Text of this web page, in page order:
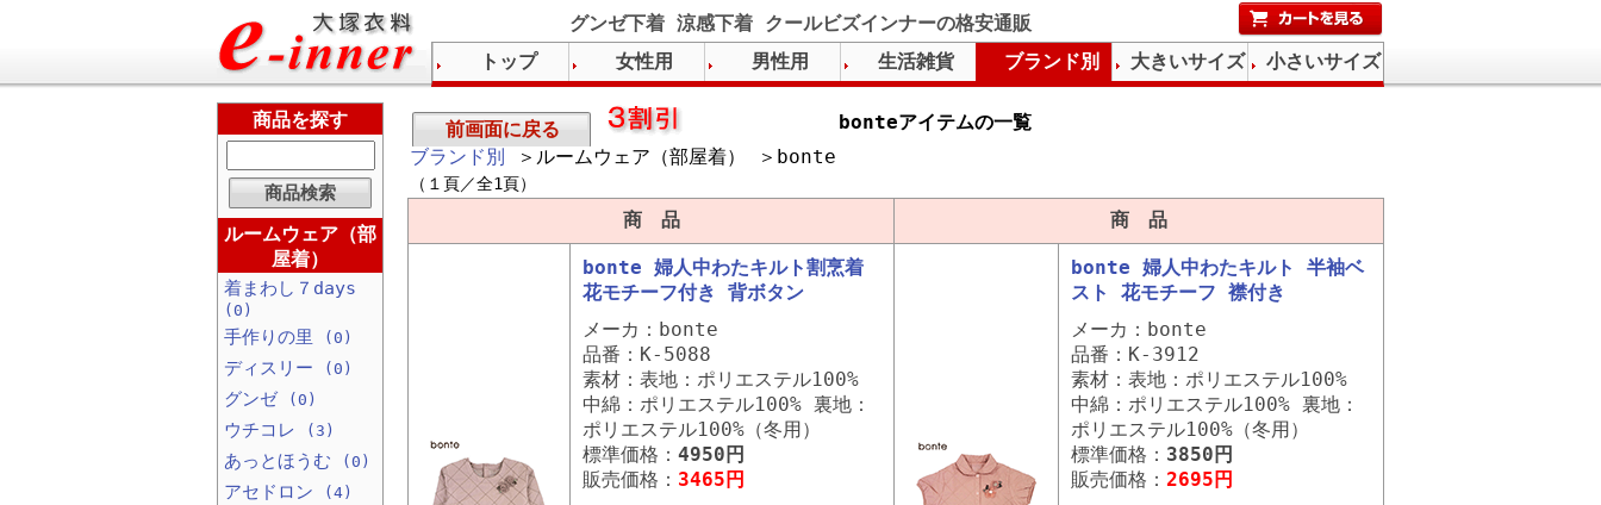
グンゼ下着 涼感下着 クールビズインナーの格安通販
前画面に戻る
bonteアイテムの一覧
ブランド別 ＞ルームウェア（部屋着） ＞bonte
（１頁／全1頁）
商 品 商 品
bonte 婦人中わたキルト割烹着
花モチーフ付き 背ボタン
メーカ：bonte
品番：K-5088
素材：表地：ポリエステル100%
中綿：ポリエステル100% 裏地：
ポリエステル100%（冬用）
標準価格： 4950円
販売価格： 3465円
bonte 婦人中わたキルト 半袖ベ
スト 花モチーフ 襟付き
メーカ：bonte
品番：K-3912
素材：表地：ポリエステル100%
中綿：ポリエステル100% 裏地：
ポリエステル100%（冬用）
標準価格： 3850円
販売価格： 2695円
商品を探す
ルームウェア（部
屋着）
着まわし７days
(0)
手作りの里 (0)
ディスリー (0)
グンゼ (0)
ウチコレ (3)
あっとほうむ (0)
アセドロン (4)
トップ 女性用 男性用 生活雑貨 ブランド別 大きいサイズ 小さいサイズ